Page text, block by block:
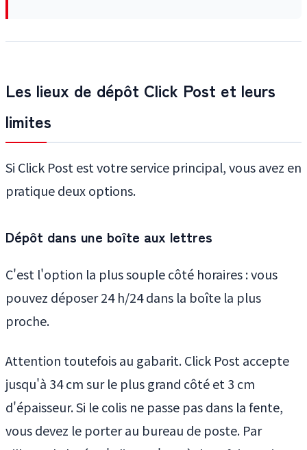
Les lieux de dépôt Click Post et leurs
limites
Si Click Post est votre service principal, vous avez en
pratique deux options.
Dépôt dans une boîte aux lettres
C'est l'option la plus souple côté horaires : vous
pouvez déposer 24 h/24 dans la boîte la plus
proche.
Attention toutefois au gabarit. Click Post accepte
jusqu'à 34 cm sur le plus grand côté et 3 cm
d'épaisseur. Si le colis ne passe pas dans la fente,
vous devez le porter au bureau de poste. Par